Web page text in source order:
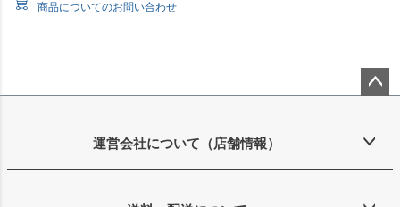
商品についてのお問い合わせ
ップ
運営会社について（店舗情報）